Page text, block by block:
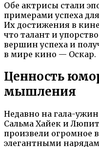
Обе актрисы стали
примерами успеха
Их достижения в
что талант и
вершин успеха и
в мире кино — Оскар.
Ценность
мышления
Недавно на гала-
Сальма Хайек и
произвели огромное
элегантными